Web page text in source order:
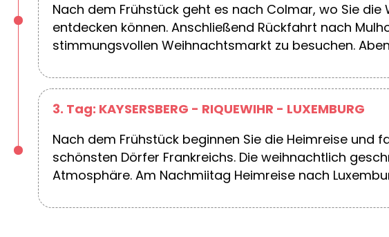
Nach dem Frühstück geht es nach Colmar, wo Sie
entdecken können. Anschließend Rückfahrt nach
stimmungsvollen Weihnachtsmarkt zu besuchen.
3. Tag: KAYSERSBERG - RIQUEWIHR - LUXEMBURG
Nach dem Frühstück beginnen Sie die Heimreise und
schönsten Dörfer Frankreichs. Die weihnachtlich
Atmosphäre. Am Nachmiitag Heimreise nach